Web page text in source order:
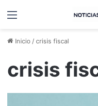
Menú
Inicio /crisis fiscal
crisis